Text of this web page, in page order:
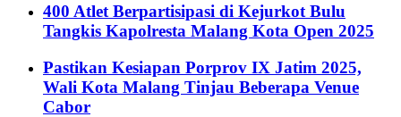
400 Atlet Berpartisipasi di Kejurkot Bulu
Tangkis Kapolresta Malang Kota Open 2025
Pastikan Kesiapan Porprov IX Jatim 2025,
Wali Kota Malang Tinjau Beberapa Venue
Cabor